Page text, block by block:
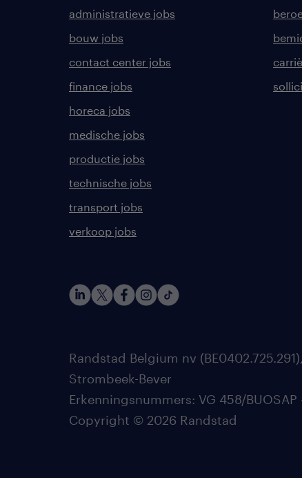
administratieve jobs
bouw jobs
contact center jobs
finance jobs
horeca jobs
medische jobs
productie jobs
technische jobs
transport jobs
verkoop jobs
Randstad Belgium nv
Strombeek-Bever
Erkenningsnummers: VG 458/BUOSAP
Copyright © 2026 Randstad